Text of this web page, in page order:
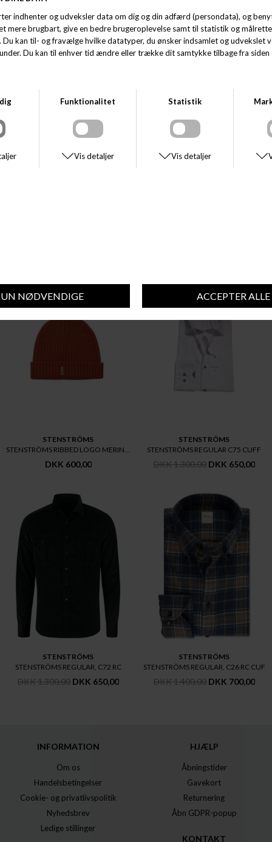
Opdag Stenströms Ribbed Logo Merino, en stilfuld og funktionel hat, der
er perfekt til moderne mænd, der værdsætter kvalitet og design. Denne
cap er en del af Stenströms’ nyeste kollektion og tilføjer et sofistikeret
touch til enhver garderobe. Fremstillet af blød merinould, tilbyder den
både varme og komfort, hvilket gør den ideel til både hverdag og mere
Den smukke brune farve giver et klassisk udtryk, mens det ribbede
design og det diskrete logo tilfører et moderne element. Hatten er one-
size og passer perfekt til de fleste hovedstørrelser. Uanset om du skal ud
på en efterårsdag eller blot ønsker at tilføje lidt ekstra til dit outfit, er
Gå ikke glip af muligheden for at eje en del af Stenströms’ arv af kvalitet
STENSTRÖMS
STENSTRÖMS RIBBED LOGO MERINO
DKK 600,00
STENSTRÖMS
STENSTRÖMS REGULAR C75 CUFF
DKK 1.300,00 DKK 650,00
STENSTRÖMS
STENSTRÖMS REGULAR, C72 RC
DKK 1.300,00 DKK 650,00
STENSTRÖMS
STENSTRÖMS REGULAR, C26 RC CUF
DKK 1.400,00 DKK 700,00
INFORMATION
Om os
Handelsbetingelser
Cookie- og privatlivspolitik
Nyhedsbrev
Ledige stillinger
HJÆLP
Åbningstider
Gavekort
Returnering
Åbn GDPR-popup
KONTAKT